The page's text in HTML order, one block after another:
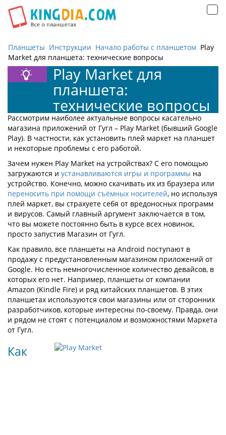
Планшеты Инструкции Начало работы с планшетом Play
Market для планшета: технические вопросы
Play Market для
планшета:
технические вопросы
Рассмотрим наиболее актуальные вопросы касательно
магазина приложений от Гугл – Play Market (бывший Google
Play). В частности, как установить плей маркет на планшет
и некоторые проблемы с его работой.
Зачем нужен Play Market на устройствах? С его помощью
загружаются и устанавливаются игры и программы на
устройство. Конечно, можно скачивать их из браузера или
переносить при помощи съёмных носителей, но используя
плей маркет, вы страхуете себя от вредоносных программ
и вирусов. Самый главный аргумент заключается в том,
что вы можете постоянно быть в курсе всех новинок,
просто запустив Магазин от Гугл.
Как правило, все планшеты на Android поступают в
продажу с предустановленным магазином приложений от
Google. Но есть немногочисленное количество девайсов, в
которых его нет. Например, планшеты от компании
Amazon (Kindle Fire) и ряд китайских планшетов. В этих
планшетах используются свои магазины или от сторонних
разработчиков, которые интересны по-своему. Правда, они
и рядом не стоят с потенциалом и возможностями Маркета
от Гугл.
Как